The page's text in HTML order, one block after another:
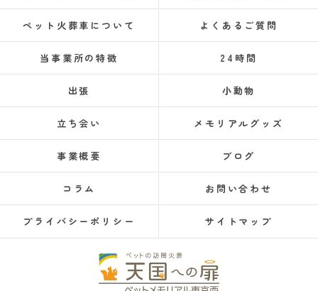
ペット火葬車について よくあるご質問
当事業所の特徴 24時間
出張 小動物
立ち会い メモリアルグッズ
事業概要 ブログ
コラム お問い合わせ
プライバシーポリシー サイトマップ